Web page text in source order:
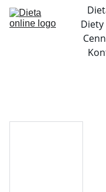
Diety